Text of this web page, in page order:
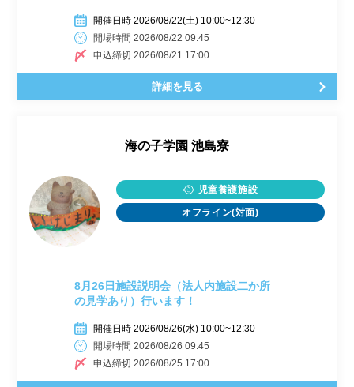
開催日時 2026/08/22(土) 10:00~12:30
開場時間 2026/08/22 09:45
申込締切 2026/08/21 17:00
詳細を見る
海の子学園 池島寮
児童養護施設
オフライン(対面)
8月26日施設説明会（法人内施設二か所
の見学あり）行います！
開催日時 2026/08/26(水) 10:00~12:30
開場時間 2026/08/26 09:45
申込締切 2026/08/25 17:00